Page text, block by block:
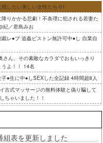
したい美しい女性たち 01
りかかる悲劇！不条理に犯される若妻た
紀／君島みお
レ●プ 追姦ピストン無許可中●し 自業自
さん、その素敵なカラダでおもいっきり
よ！！ 14名
●生に中●しSEXした全記録 4時間超8人
古式マッサージの無料体験と偽り騙して
ちゃいました！！
表を更新しました